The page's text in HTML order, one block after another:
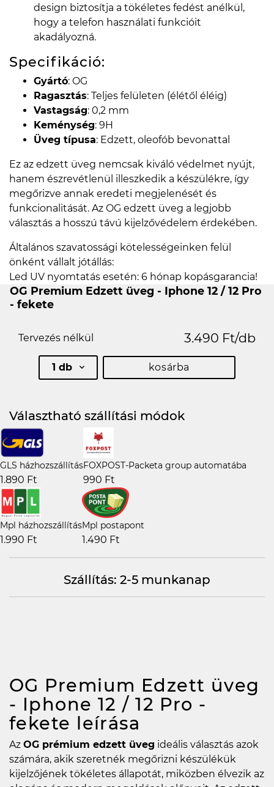
design biztosítja a tökéletes fedést anélkül,
hogy a telefon használati funkcióit
akadályozná.
Specifikáció:
Gyártó: OG
Ragasztás: Teljes felületen (élétől éléig)
Vastagság: 0,2 mm
Keménység: 9H
Üveg típusa: Edzett, oleofób bevonattal
Ez az edzett üveg nemcsak kiváló védelmet nyújt,
hanem észrevétlenül illeszkedik a készülékre, így
megőrizve annak eredeti megjelenését és
funkcionalitását. Az OG edzett üveg a legjobb
választás a hosszú távú kijelzővédelem érdekében.
Általános szavatossági kötelességeinken felül
önként vállalt jótállás:
Led UV nyomtatás esetén: 6 hónap kopásgarancia!
OG Premium Edzett üveg - Iphone 12 / 12 Pro
- fekete
Tervezés nélkül 3.490 Ft/db
1 db kosárba
Választható szállítási módok
GLS házhozszállítás
1.890 Ft
FOXPOST-Packeta group automatába
990 Ft
Mpl házhozszállítás
1.990 Ft
Mpl postapont
1.490 Ft
Szállítás: 2-5 munkanap
OG Premium Edzett üveg
- Iphone 12 / 12 Pro -
fekete leírása
Az OG prémium edzett üveg ideális választás azok
számára, akik szeretnék megőrizni készülékük
kijelzőjének tökéletes állapotát, miközben élvezik az